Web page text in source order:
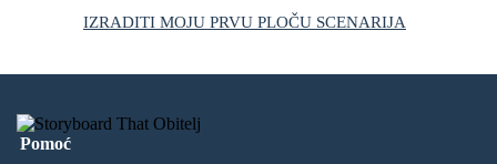
IZRADITI MOJU PRVU PLOČU SCENARIJA
Pomoć